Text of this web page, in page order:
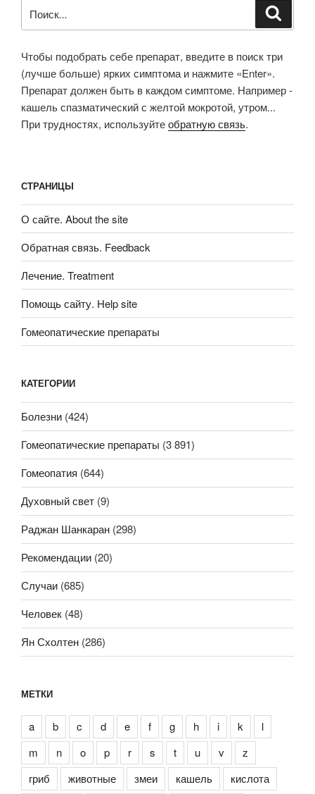
Чтобы подобрать себе препарат, введите в поиск три
(лучше больше) ярких симптома и нажмите «Enter».
Препарат должен быть в каждом симптоме. Например -
кашель спазматический с желтой мокротой, утром...
При трудностях, используйтеобратную связь.
СТРАНИЦЫ
О сайте. About the site
Обратная связь. Feedback
Лечение. Treatment
Помощь сайту. Help site
Гомеопатические препараты
КАТЕГОРИИ
Болезни (424)
Гомеопатические препараты (3 891)
Гомеопатия (644)
Духовный свет (9)
Раджан Шанкаран (298)
Рекомендации (20)
Случаи (685)
Человек (48)
Ян Схолтен (286)
МЕТКИ
a b c d e f g h i k
l
m
n o p r s t u v
z
гриб
животные змеи кашель кислота